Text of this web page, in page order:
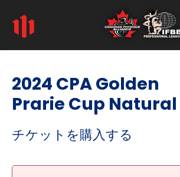
2024 CPA Golden
Prarie Cup Natural
チケットを購入する